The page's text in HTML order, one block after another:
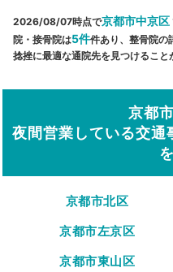
2026/08/07時点で京都市中京区
院・接骨院は5件件あり、整骨院の
捻挫に最適な通院先を見つけること
京都
夜間営業している交通
京都市北区
京都市左京区
京都市東山区